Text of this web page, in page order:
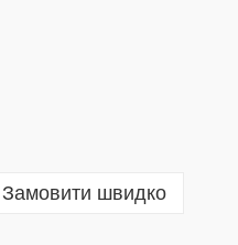
Замовити швидко